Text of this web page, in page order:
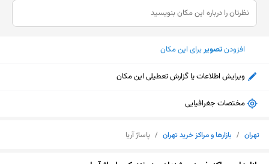
افزودنتصویربرای این مکان
ویرایش اطلاعات یا گزارش تعطیلی این مکان
مختصات جغرافیایی
تهران / بازارها و مراکز خرید تهران / پاساژ آریا